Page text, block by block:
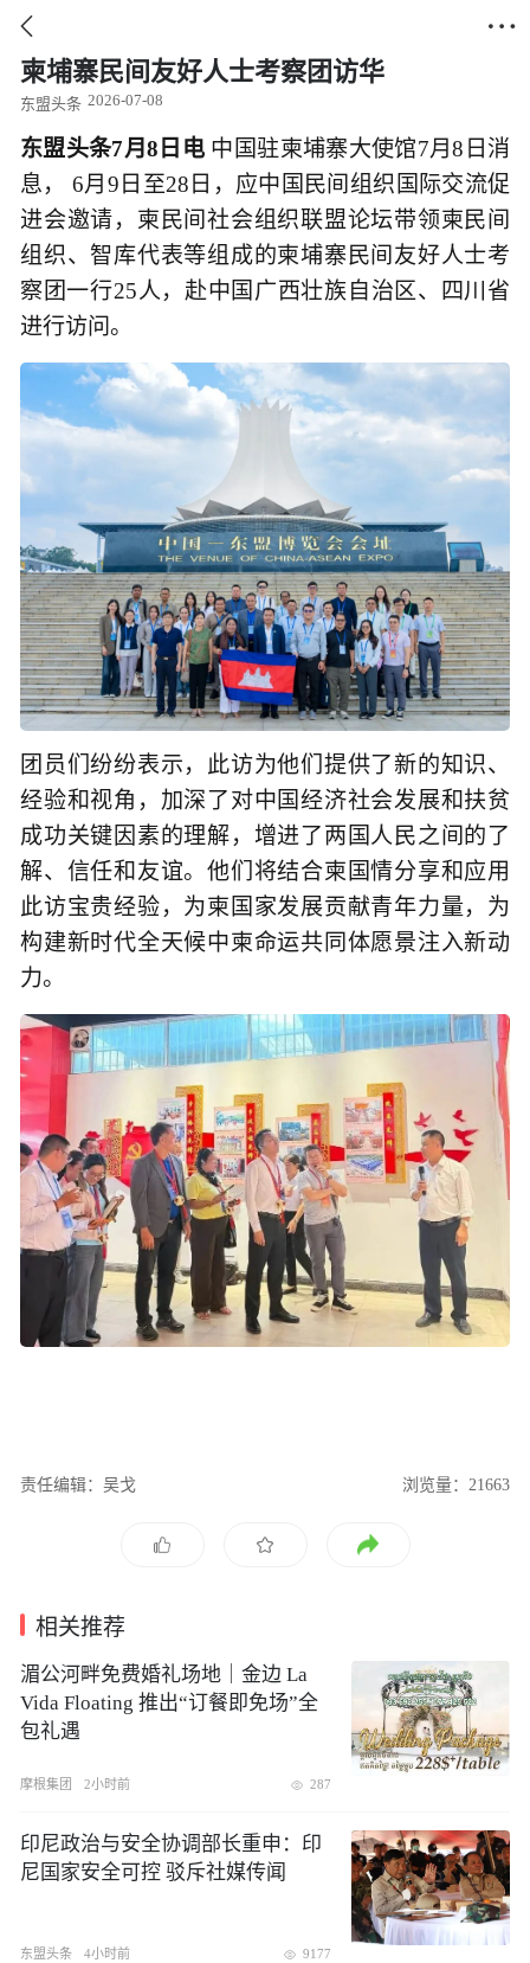
 
柬埔寨民间友好人士考察团访华
东盟头条 2026-07-08
东盟头条7月8日电 中国驻柬埔寨大使馆7月8日消
息， 6月9日至28日，应中国民间组织国际交流促
进会邀请，柬民间社会组织联盟论坛带领柬民间
组织、智库代表等组成的柬埔寨民间友好人士考
察团一行25人，赴中国广西壮族自治区、四川省
进行访问。
团员们纷纷表示，此访为他们提供了新的知识、
经验和视角，加深了对中国经济社会发展和扶贫
成功关键因素的理解，增进了两国人民之间的了
解、信任和友谊。他们将结合柬国情分享和应用
此访宝贵经验，为柬国家发展贡献青年力量，为
构建新时代全天候中柬命运共同体愿景注入新动
力。
责任编辑：吴戈 浏览量：21663
相关推荐
湄公河畔免费婚礼场地｜金边 La
Vida Floating 推出“订餐即免场”全
包礼遇
摩根集团 2小时前 287
印尼政治与安全协调部长重申：印
尼国家安全可控 驳斥社媒传闻
东盟头条 4小时前 9177